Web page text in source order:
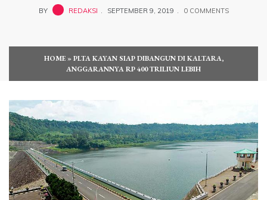
BY REDAKSI SEPTEMBER 9, 2019 0 COMMENTS
HOME»PLTA KAYAN SIAP DIBANGUN DI KALTARA,
ANGGARANNYA RP 400 TRILIUN LEBIH